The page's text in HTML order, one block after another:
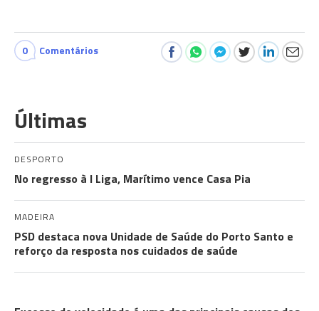
0 Comentários
Últimas
DESPORTO
No regresso à I Liga, Marítimo vence Casa Pia
MADEIRA
PSD destaca nova Unidade de Saúde do Porto Santo e
reforço da resposta nos cuidados de saúde